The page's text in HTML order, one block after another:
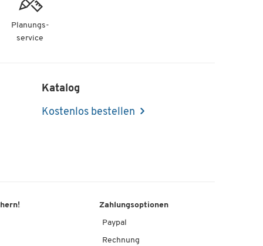
Planungs-
service
Katalog
Kostenlos bestellen
Zahlungsoptionen
Paypal
Rechnung